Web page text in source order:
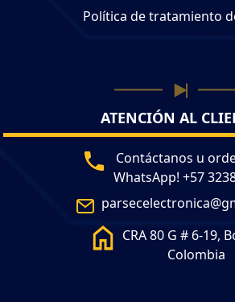
Política de tratamiento
ATENCIÓN AL
Contáctanos u
WhatsApp! +57
CRA 80 G # 6-19,
Colombia